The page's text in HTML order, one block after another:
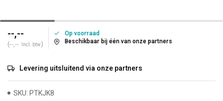
--,--
(--,-- Incl. btw)
Op voorraad
Beschikbaar bij één van onze partners
Levering uitsluitend via onze partners
SKU: PTKJK8